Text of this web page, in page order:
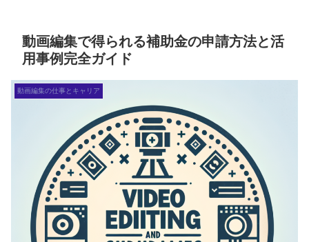
動画編集で得られる補助金の申請方法と活
用事例完全ガイド
動画編集の仕事とキャリア